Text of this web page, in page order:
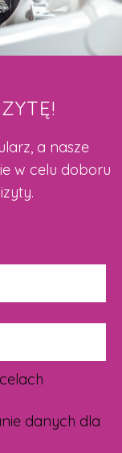
a nasze
w celu doboru
danych dla